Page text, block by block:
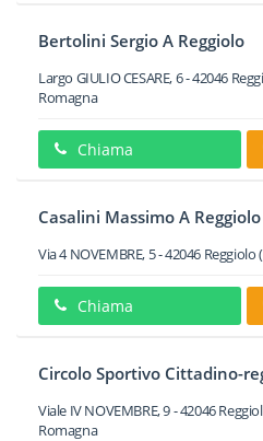
Bertolini Sergio A Reggiolo
Largo GIULIO CESARE, 6-42046
Romagna
Chiama
Casalini Massimo A Reggiolo
Via 4 NOVEMBRE, 5-42046 Reggiolo
Chiama
Circolo Sportivo Cittadino-
Viale IV NOVEMBRE, 9-42046
Romagna